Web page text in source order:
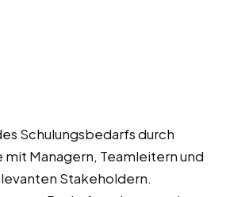
Schulungsbedarfs durch
mit Managern, Teamleitern und
Stakeholdern.